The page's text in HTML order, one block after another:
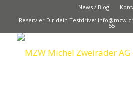
News / Blog
Reservier Dir dein Testdrive:
55